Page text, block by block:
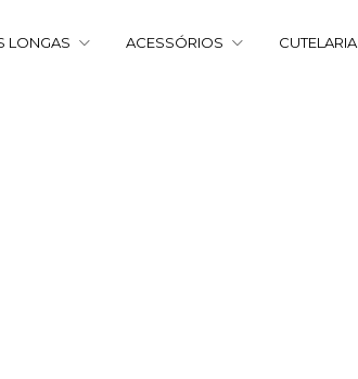
LONGAS ACESSÓRIOS CUTELARIA